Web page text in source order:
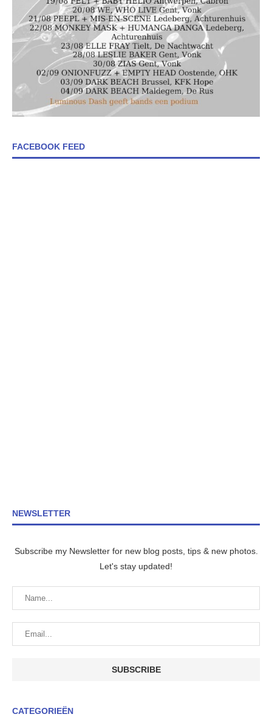
FACEBOOK FEED
NEWSLETTER
Subscribe my Newsletter for new blog posts, tips & new photos.
Let's stay updated!
CATEGORIEËN